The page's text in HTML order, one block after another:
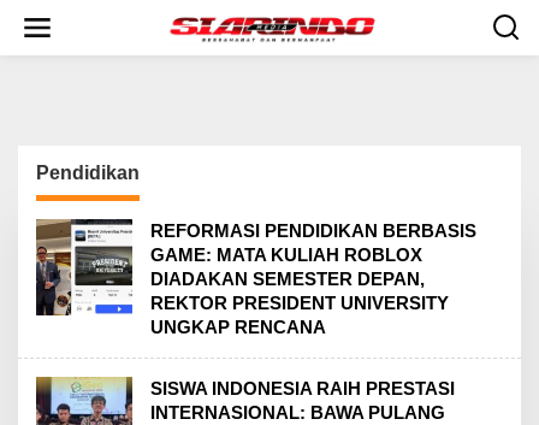
i
Pendidikan
REFORMASI PENDIDIKAN BERBASIS
GAME: MATA KULIAH ROBLOX
DIADAKAN SEMESTER DEPAN,
REKTOR PRESIDENT UNIVERSITY
UNGKAP RENCANA
SISWA INDONESIA RAIH PRESTASI
INTERNASIONAL: BAWA PULANG